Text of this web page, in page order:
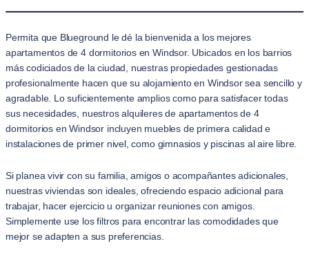
Permita que Blueground le dé la bienvenida a los mejores
apartamentos de 4 dormitorios en Windsor. Ubicados en los barrios
más codiciados de la ciudad, nuestras propiedades gestionadas
profesionalmente hacen que su alojamiento en Windsor sea sencillo y
agradable. Lo suficientemente amplios como para satisfacer todas
sus necesidades, nuestros alquileres de apartamentos de 4
dormitorios en Windsor incluyen muebles de primera calidad e
instalaciones de primer nivel, como gimnasios y piscinas al aire libre.
Si planea vivir con su familia, amigos o acompañantes adicionales,
nuestras viviendas son ideales, ofreciendo espacio adicional para
trabajar, hacer ejercicio u organizar reuniones con amigos.
Simplemente use los filtros para encontrar las comodidades que
mejor se adapten a sus preferencias.